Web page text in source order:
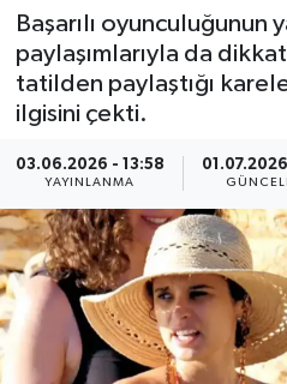
Başarılı oyunculuğunun
paylaşımlarıyla da
tatilden paylaştığı
ilgisini çekti.
03.06.2026 - 13:58
YAYINLANMA
Çevre - İklim
Dünya
Magazin
Politika
Sağlık
Tüm Manşetler
Son Dakika Haberleri